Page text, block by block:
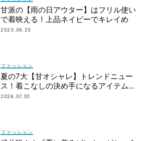
甘派の【雨の日アウター】はフリル使い
で着映える！上品ネイビーでキレイめ
2023.06.23
ファッション
夏の7大【甘オシャレ】トレンドニュー
ス！着こなしの決め手になるアイテムが
勢揃い
2026.07.30
ファッション